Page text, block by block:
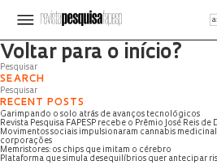
Página não encontrada
Voltar para o início?
SEARCH
RECENT POSTS
Garimpando o solo atrás de avanços tecnológicos
Revista Pesquisa FAPESP recebe o Prêmio José Reis
Movimentos sociais impulsionaram cannabis
corporações
Memristores: os chips que imitam o cérebro
Plataforma que simula desequilíbrios quer antecipar